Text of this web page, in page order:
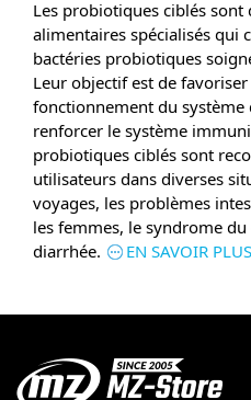
Les probiotiques ciblés sont
alimentaires spécialisés qui
bactéries probiotiques
Leur objectif est de
fonctionnement du système
renforcer le système
probiotiques ciblés sont
utilisateurs dans diverses
voyages, les problèmes
les femmes, le syndrome
diarrhée.
EN SAVOIR PLUS